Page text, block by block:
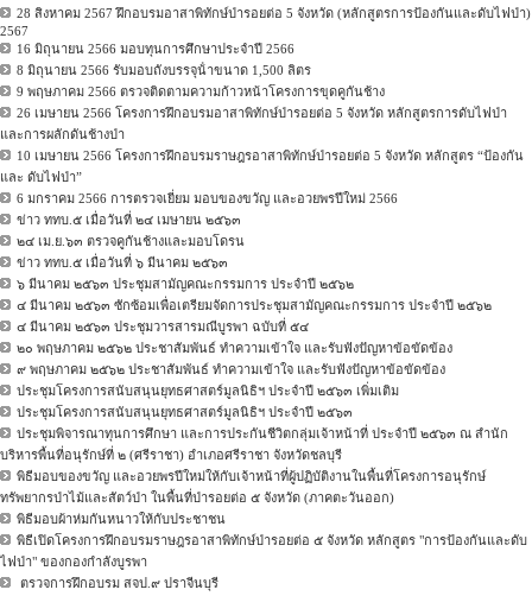
28 สิงหาคม 2567 ฝึกอบรมอาสาพิทักษ์ป่ารอยต่อ 5 จังหวัด (หลักสูตรการป้องกันและดับไฟป่า)
2567
16 มิถุนายน 2566 มอบทุนการศึกษาประจําปี 2566
8 มิถุนายน 2566 รับมอบถังบรรจุน้ําขนาด 1,500 ลิตร
9 พฤษภาคม 2566 ตรวจติดตามความก้าวหน้าโครงการขุดคูกันช้าง
26 เมษายน 2566 โครงการฝึกอบรมอาสาพิทักษ์ป่ารอยต่อ 5 จังหวัด หลักสูตรการดับไฟป่า
และการผลักดันช้างป่า
10 เมษายน 2566 โครงการฝึกอบรมราษฎรอาสาพิทักษ์ป่ารอยต่อ 5 จังหวัด หลักสูตร “ป้องกัน
และ ดับไฟป่า”
6 มกราคม 2566 การตรวจเยี่ยม มอบของขวัญ และอวยพรปีใหม่ 2566
ข่าว ททบ.๕ เมื่อวันที่ ๒๔ เมษายน ๒๕๖๓
๒๔ เม.ย.๖๓ ตรวจคูกันช้างและมอบโดรน
ข่าว ททบ.๕ เมื่อวันที่ ๖ มีนาคม ๒๕๖๓
๖ มีนาคม ๒๕๖๓ ประชุมสามัญคณะกรรมการ ประจำปี ๒๕๖๒
๔ มีนาคม ๒๕๖๓ ซักซ้อมเพื่อเตรียมจัดการประชุมสามัญคณะกรรมการ ประจำปี ๒๕๖๒
๔ มีนาคม ๒๕๖๓ ประชุมวารสารมณีบูรพา ฉบับที่ ๕๔
๒๐ พฤษภาคม ๒๕๖๒ ประชาสัมพันธ์ ทำความเข้าใจ และรับฟังปัญหาข้อขัดข้อง
๙ พฤษภาคม ๒๕๖๒ ประชาสัมพันธ์ ทำความเข้าใจ และรับฟังปัญหาข้อขัดข้อง
ประชุมโครงการสนับสนุนยุทธศาสตร์มูลนิธิฯ ประจำปี ๒๕๖๓ เพิ่มเติม
ประชุมโครงการสนับสนุนยุทธศาสตร์มูลนิธิฯ ประจำปี ๒๕๖๓
ประชุมพิจารณาทุนการศึกษา และการประกันชีวิตกลุ่มเจ้าหน้าที่ ประจำปี ๒๕๖๓ ณ สำนัก
บริหารพื้นที่อนุรักษ์ที่ ๒ (ศรีราชา) อำเภอศรีราชา จังหวัดชลบุรี
พิธีมอบของขวัญ และอวยพรปีใหม่ให้กับเจ้าหน้าที่ผู้ปฏิบัติงานในพื้นที่โครงการอนุรักษ์
ทรัพยากรป่าไม้และสัตว์ป่า ในพื้นที่ป่ารอยต่อ ๕ จังหวัด (ภาคตะวันออก)
พิธีมอบผ้าห่มกันหนาวให้กับประชาชน
พิธีเปิดโครงการฝึกอบรมราษฎรอาสาพิทักษ์ป่ารอยต่อ ๕ จังหวัด หลักสูตร "การป้องกันและดับ
ไฟป่า" ของกองกำลังบูรพา
ตรวจการฝึกอบรม สจป.๙ ปราจีนบุรี